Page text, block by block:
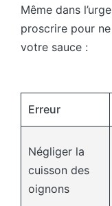
Même dans
proscrire pour
votre sauce :
Erreur
Négliger la
cuisson des
oignons